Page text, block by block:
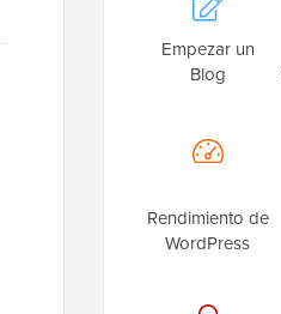
Empezar un
Blog
Rendimiento de
WordPress